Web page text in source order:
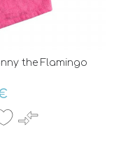
the Flamingo